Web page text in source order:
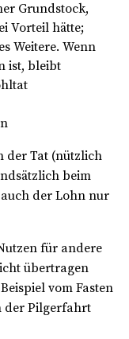
Grundstock,
Vorteil hätte;
Weitere. Wenn
ist, bleibt
der Tat (nützlich
beim
der Lohn nur
für andere
übertragen
vom Fasten
der Pilgerfahrt